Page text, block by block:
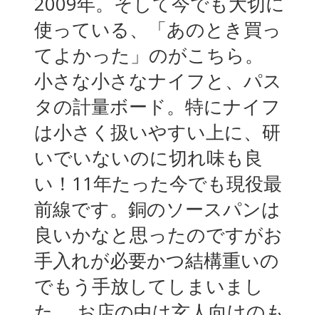
使っている、「あのとき買っ
てよかった」のがこちら。
小さな小さなナイフと、パス
タの計量ボード。特にナイフ
は小さく扱いやすい上に、研
いでいないのに切れ味も良
い！11年たった今でも現役最
前線です。銅のソースパンは
良いかなと思ったのですがお
手入れが必要かつ結構重いの
でもう手放してしまいまし